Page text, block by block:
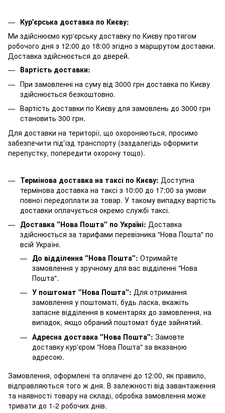
Кур'єрська доставка по Києву:
Ми здійснюємо кур'єрську доставку по Києву протягом
робочого дня з 12:00 до 18:00 згідно з маршрутом доставки.
Доставка здійснюється до дверей.
Вартість доставки:
При замовленні на суму від 3000 грн доставка по Києву
здійснюється безкоштовно.
Вартість доставки по Києву для замовлень до 3000 грн
становить 300 грн.
Для доставки на території, що охороняються, просимо
забезпечити під'їзд транспорту (заздалегідь оформити
перепустку, попередити охорону тощо).
Термінова доставка на таксі по Києву: Доступна
термінова доставка на таксі з 10:00 до 17:00 за умови
повної передоплати за товар. У такому випадку вартість
доставки оплачується окремо службі таксі.
Доставка "Нова Пошта" по Україні: Доставка
здійснюється за тарифами перевізника "Нова Пошта" по
всій Україні.
До відділення "Нова Пошта": Отримайте
замовлення у зручному для вас відділенні "Нова
Пошта".
У поштомат "Нова Пошта": Для отримання
замовлення у поштоматі, будь ласка, вкажіть
запасне відділення в коментарях до замовлення, на
випадок, якщо обраний поштомат буде зайнятий.
Адресна доставка "Нова Пошта": Замовте
доставку кур'єром "Нова Пошта" за вказаною
адресою.
Замовлення, оформлені та оплачені до 12:00, як правило,
відправляються того ж дня. В залежності від завантаження
та наявності товару на складі, обробка замовлення може
тривати до 1-2 робочих днів.